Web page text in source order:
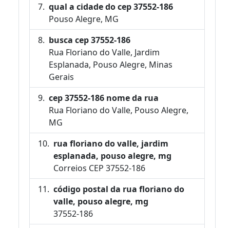
qual a cidade do cep 37552-186
Pouso Alegre, MG
busca cep 37552-186
Rua Floriano do Valle, Jardim
Esplanada, Pouso Alegre, Minas
Gerais
cep 37552-186 nome da rua
Rua Floriano do Valle, Pouso Alegre,
MG
rua floriano do valle, jardim
esplanada, pouso alegre, mg
Correios CEP 37552-186
código postal da rua floriano do
valle, pouso alegre, mg
37552-186